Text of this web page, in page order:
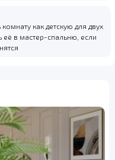
как детскую для двух
её в мастер-спальню, если